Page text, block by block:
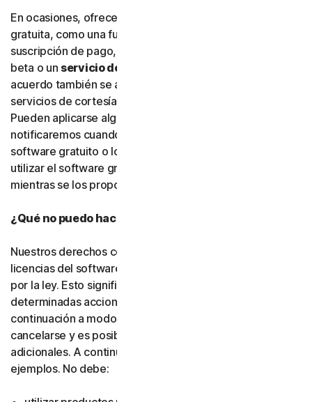
En ocasiones, ofrecemos software y servicios de forma
gratuita, como una función adicional dentro de una
suscripción de pago, una versión preliminar, software
beta o un servicio de cortesía
acuerdo también se aplican al
servicios de cortesía, salvo que indiquemos lo contrario.
Pueden aplicarse algunas limitaciones, y se las
notificaremos cuando pongamos a su disposición el
software gratuito o los servicios de cortesía. Puede
utilizar el software gratuito y los servicios de cortesía
mientras se los proporcionemos.
¿Qué no puedo hacer con el software y los servicios?
Nuestros derechos como titulares o emisores de
licencias del software y los servicios están protegidos
por la ley. Esto significa que, si usted realiza
determinadas acciones, como las que se indican a
continuación a modo de ejemplo, su suscripción puede
cancelarse y es posible que debamos adoptar medidas
adicionales. A continuación, se incluyen algunos
ejemplos. No debe: